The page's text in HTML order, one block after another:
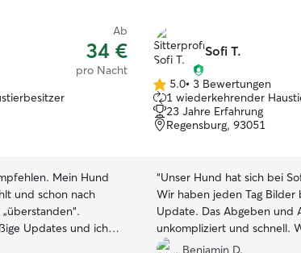
Ab
34 €
pro Nacht
Mein Hund
und schon nach
Updates und ich
müssen. Ich
Sofi T.
5.0
von
5
Sternen
5.0• 3 Bewertungen
1 wiederkehrender
23 Jahre Erfahrung
Regensburg, 93051
“Unser Hund hat sich bei
Wir haben jeden Tag
Update. Das Abgeben und Abholen verlief
unkompliziert und schnell. Wir werden uns auf
alle Fälle wieder melden,
Benjamin D.